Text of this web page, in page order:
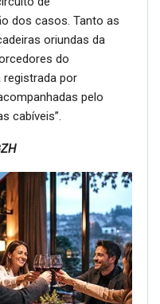
dos casos. Tanto as
oriundas da
do
registrada por
pelo
cabíveis”.